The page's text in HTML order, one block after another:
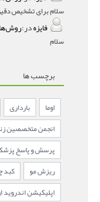
فایزهدر:
سلام
برچسب ها
اوما بارداری
انجمن متخصصین
پرسش و پاسخ
ریزش مو
کبد
اپلیکیشن اندروید